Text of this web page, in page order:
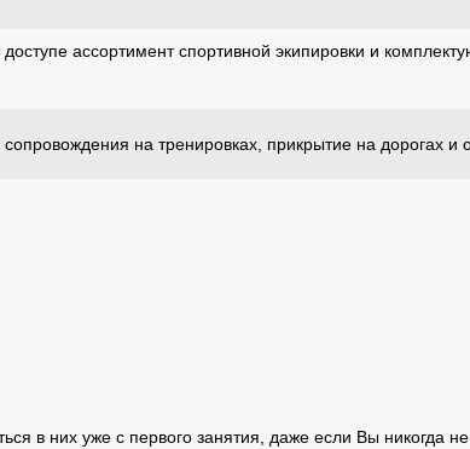
доступе ассортимент спортивной экипировки и
на тренировках, прикрытие на дорогах и
в них уже с первого занятия, даже если Вы никогда